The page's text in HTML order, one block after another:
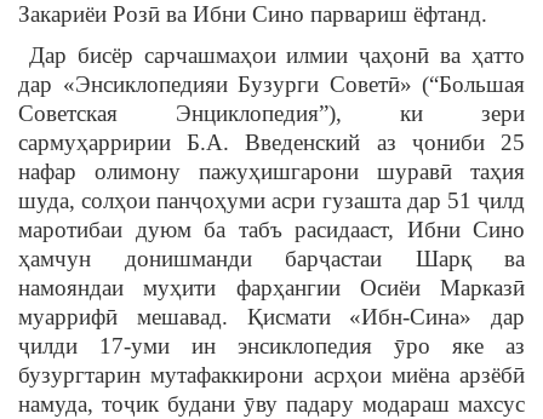
Закариёи Розӣ ва Ибни Сино парвариш ёфтанд.
Дар бисёр сарчашмаҳои илмии ҷаҳонӣ ва ҳатто
дар «Энсиклопедияи Бузурги Советӣ» (“Большая
Советская Энциклопедия”), ки зери
сармуҳарририи Б.А. Введенский аз ҷониби 25
нафар олимону пажуҳишгарони шуравӣ таҳия
шуда, солҳои панҷоҳуми асри гузашта дар 51 ҷилд
маротибаи дуюм ба табъ расидааст, Ибни Сино
ҳамчун донишманди барҷастаи Шарқ ва
намояндаи муҳити фарҳангии Осиёи Марказӣ
муаррифӣ мешавад. Қисмати «Ибн-Сина» дар
ҷилди 17-уми ин энсиклопедия ӯро яке аз
бузургтарин мутафаккирони асрҳои миёна арзёбӣ
намуда, тоҷик будани ӯву падару модараш махсус